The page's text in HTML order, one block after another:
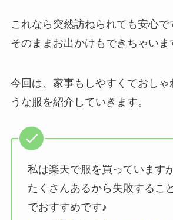
これなら突然訪ねられても安心で
そのままお出かけもできちゃいま
今回は、家事もしやすくておしゃ
うな服を紹介していきます。
私は楽天で服を買っています
たくさんあるから失敗するこ
でおすすめです♪